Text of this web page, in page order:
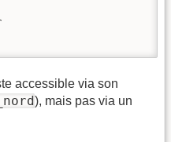
accessible via son
), mais pas via un